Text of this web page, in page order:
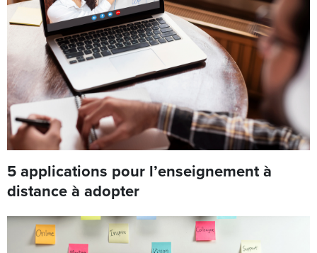
5 applications pour l’enseignement à
distance à adopter